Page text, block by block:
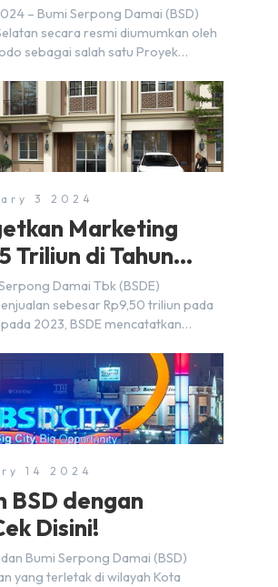
– Bumi Serpong Damai (BSD)
secara resmi diumumkan oleh
sebagai salah satu Proyek
Koordinator Bidang Perekonomian,
setelah Rapat Terbatas (ratas)
Kepresidenan pada hari Senin,
[…]
3 2024
Marketing
Triliun di Tahun
Damai Tbk (BSDE)
sebesar Rp9,50 triliun pada
2023, BSDE mencatatkan
sebesar Rp8,80 triliun.
Hermawan Wijaya menghadapi
global maupun nasional dapat
masyarakat untuk membeli
di sektor […]
14 2024
BSD dengan
Disini!
Bumi Serpong Damai (BSD)
yang terletak di wilayah Kota